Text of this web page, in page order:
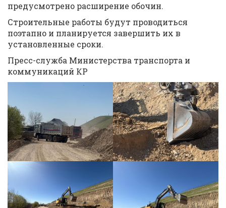
предусмотрено расширение обочин.
Строительные работы будут проводиться
поэтапно и планируется завершить их в
установленные сроки.
Пресс-служба Министерства транспорта и
коммуникаций КР